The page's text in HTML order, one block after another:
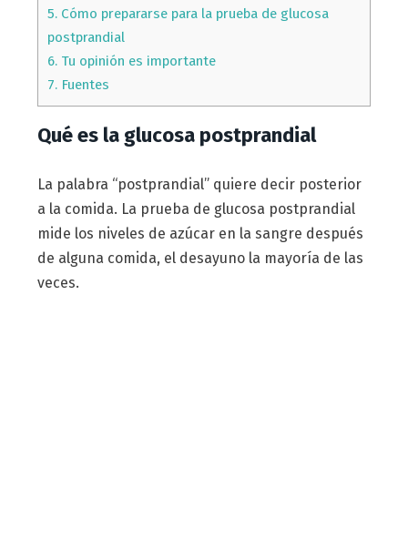
5.Cómo prepararse para la prueba de glucosa
postprandial
6.Tu opinión es importante
7.Fuentes
Qué es la glucosa postprandial
La palabra “postprandial” quiere decir posterior
a la comida. La prueba de glucosa postprandial
mide los niveles de azúcar en la sangre después
de alguna comida, el desayuno la mayoría de las
veces.